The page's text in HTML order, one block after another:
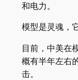
和电力。
模型是灵魂，
目前，中美在
概有半年左右
击。